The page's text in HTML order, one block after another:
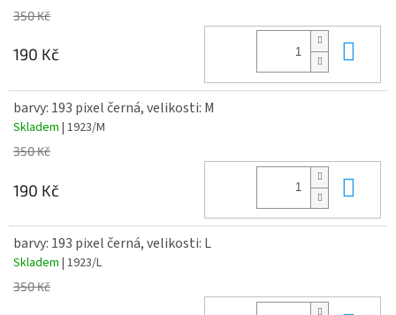
350 Kč
190 Kč
barvy: 193 pixel černá, velikosti: M
Skladem | 1923/M
350 Kč
190 Kč
barvy: 193 pixel černá, velikosti: L
Skladem | 1923/L
350 Kč